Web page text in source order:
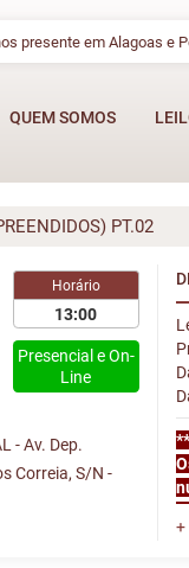
presente em Alagoas e
QUEM SOMOS
PT.02
Horário
13:00
Presencial e On-
Line
- Av. Dep.
Correia, S/N -